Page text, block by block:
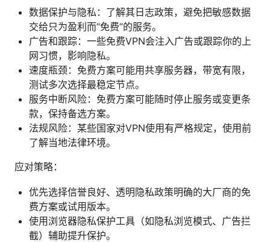
数据保护与隐私：了解其日志政策，避免把敏感数据
交给只为盈利而“免费”的服务。
广告和跟踪：一些免费VPN会注入广告或跟踪你的上
网习惯，影响隐私。
速度瓶颈：免费方案可能用共享服务器，带宽有限，
测试多次选择最稳定节点。
服务中断风险：免费方案可能随时停止服务或变更条
款，保持备选方案。
法规风险：某些国家对VPN使用有严格规定，使用前
了解当地法律环境。
应对策略：
优先选择信誉良好、透明隐私政策明确的大厂商的免
费方案或试用版本。
使用浏览器隐私保护工具（如隐私浏览模式、广告拦
截）辅助提升保护。